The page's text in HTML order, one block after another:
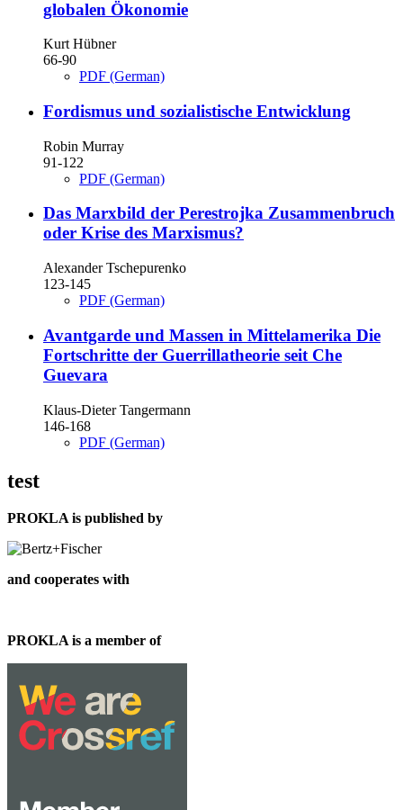
globalen Ökonomie
Kurt Hübner
66-90
PDF (German)
Fordismus und sozialistische Entwicklung
Robin Murray
91-122
PDF (German)
Das Marxbild der Perestrojka Zusammenbruch
oder Krise des Marxismus?
Alexander Tschepurenko
123-145
PDF (German)
Avantgarde und Massen in Mittelamerika Die
Fortschritte der Guerrillatheorie seit Che
Guevara
Klaus-Dieter Tangermann
146-168
PDF (German)
test
PROKLA is published by
and cooperates with
PROKLA is a member of